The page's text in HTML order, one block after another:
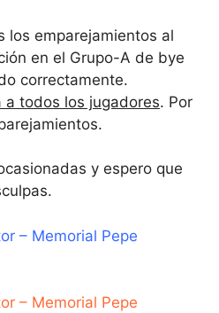
los emparejamientos al
en el Grupo-A de bye
correctamente.
todos los jugadores. Por
y espero que
– Memorial Pepe
– Memorial Pepe